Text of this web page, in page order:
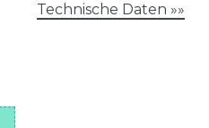
Technische Daten »»